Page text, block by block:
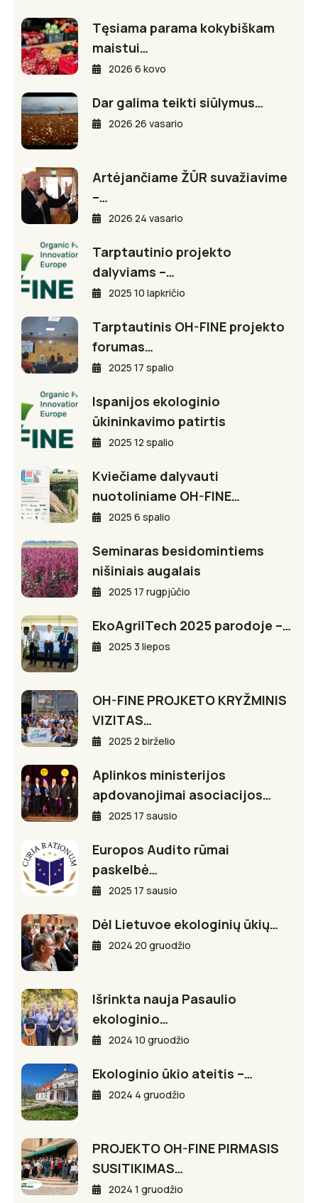
Tęsiama parama kokybiškam
maistui…
2026 6 kovo
Dar galima teikti siūlymus…
2026 26 vasario
Artėjančiame ŽŪR suvažiavime
–…
2026 24 vasario
Tarptautinio projekto
dalyviams –…
2025 10 lapkričio
Tarptautinis OH-FINE projekto
forumas…
2025 17 spalio
Ispanijos ekologinio
ūkininkavimo patirtis
2025 12 spalio
Kviečiame dalyvauti
nuotoliniame OH-FINE…
2025 6 spalio
Seminaras besidomintiems
nišiniais augalais
2025 17 rugpjūčio
EkoAgriITech 2025 parodoje –…
2025 3 liepos
OH-FINE PROJKETO KRYŽMINIS
VIZITAS…
2025 2 birželio
Aplinkos ministerijos
apdovanojimai asociacijos…
2025 17 sausio
Europos Audito rūmai
paskelbė…
2025 17 sausio
Dėl Lietuvoe ekologinių ūkių…
2024 20 gruodžio
Išrinkta nauja Pasaulio
ekologinio…
2024 10 gruodžio
Ekologinio ūkio ateitis –…
2024 4 gruodžio
PROJEKTO OH-FINE PIRMASIS
SUSITIKIMAS…
2024 1 gruodžio